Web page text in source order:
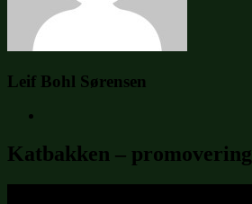
Leif Bohl Sørensen
Katbakken – promovering